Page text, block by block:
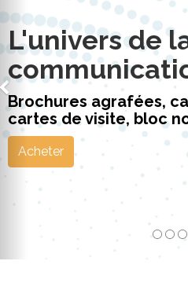
L'univers de
Brochures agrafées,
cartes de visite, bloc
Acheter